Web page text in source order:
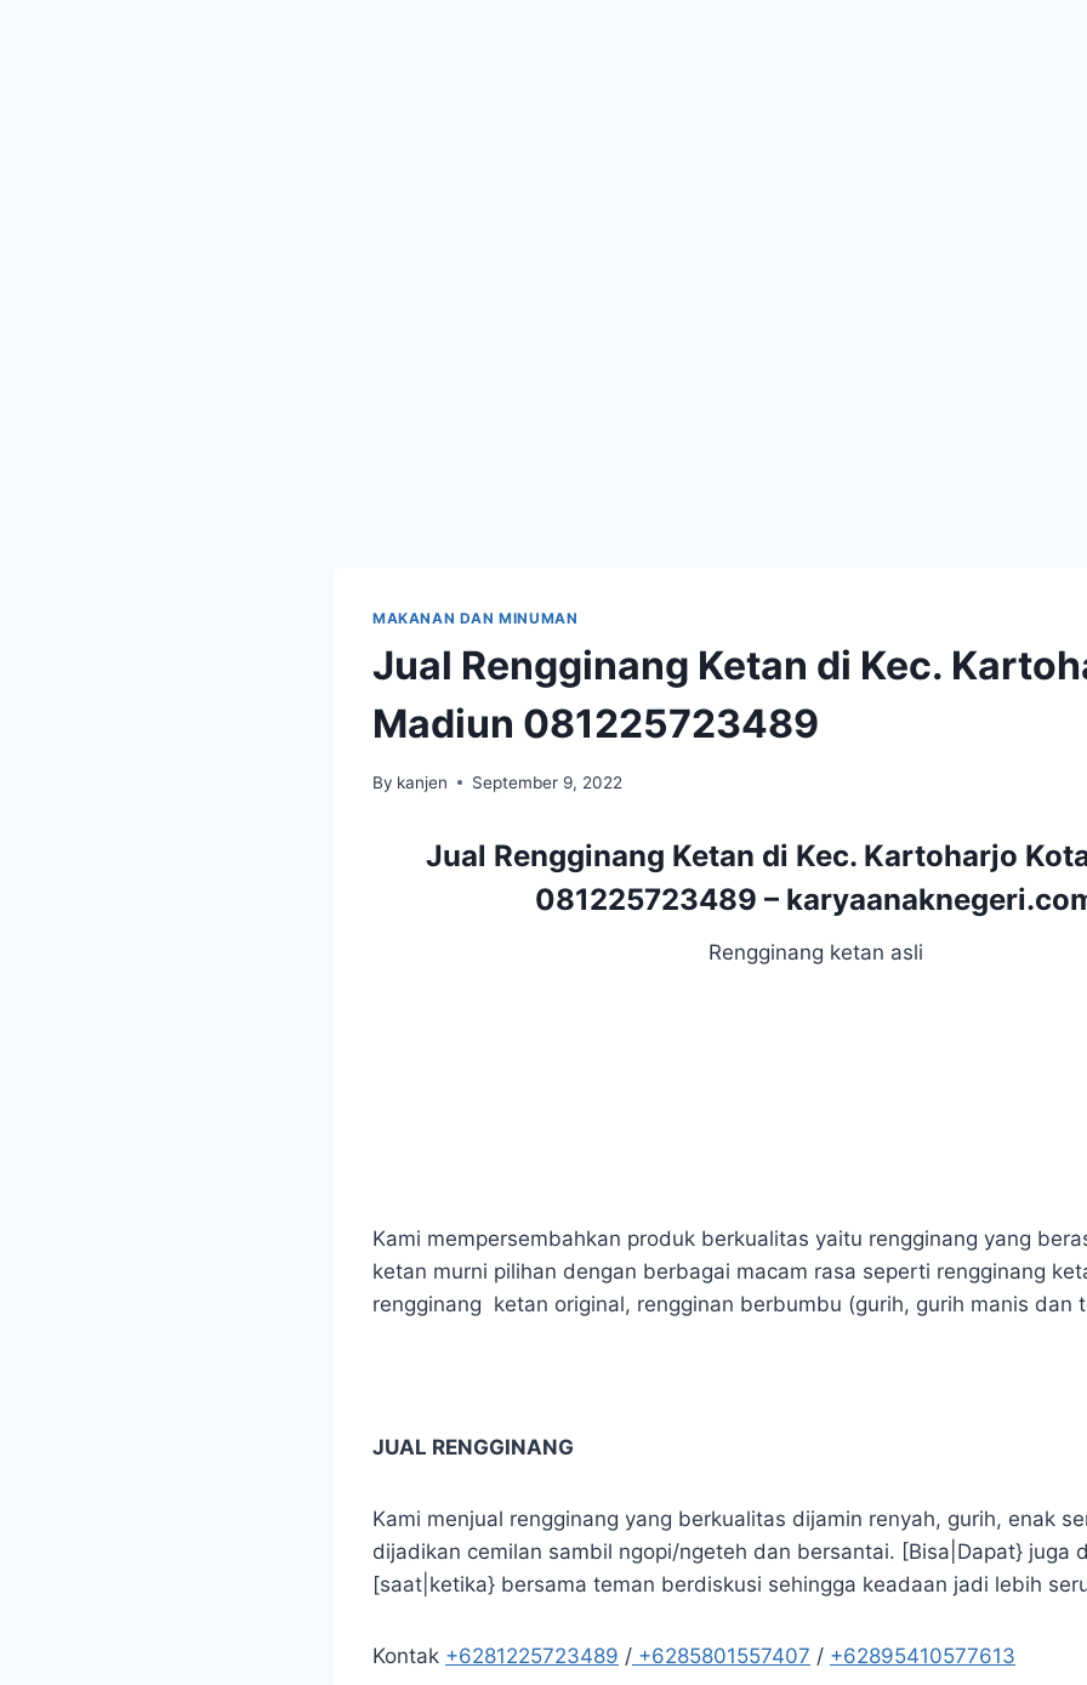
MAKANAN DAN MINUMAN
Jual Rengginang Ketan di Kec.
Madiun 081225723489
By kanjen September 9, 2022
Jual Rengginang Ketan di Kec. Kartoharjo
081225723489 –
Rengginang ketan asli
Kami mempersembahkan produk berkualitas yaitu rengginang yang
ketan murni pilihan dengan berbagai macam rasa seperti rengginang
rengginang ketan original, rengginan berbumbu (gurih, gurih manis dan
JUAL RENGGINANG
Kami menjual rengginang yang berkualitas dijamin renyah, gurih, enak
dijadikan cemilan sambil ngopi/ngeteh dan bersantai. [Bisa|Dapat} juga
[saat|ketika} bersama teman berdiskusi sehingga keadaan jadi lebih
Kontak +6281225723489 / +6285801557407 / +62895410577613